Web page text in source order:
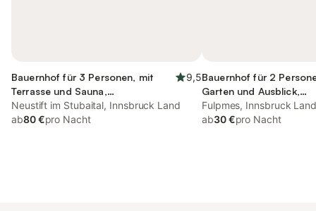
Bauernhof für 3 Personen, mit
Terrasse und Sauna,
kinderfreundlich
9,5
Neustift im Stubaital, Innsbruck Land
ab80 €pro Nacht
Bauernhof für 2
Garten und Ausblick,
kinderfreundlich
Fulpmes, Innsbruck
ab30 €pro Nacht